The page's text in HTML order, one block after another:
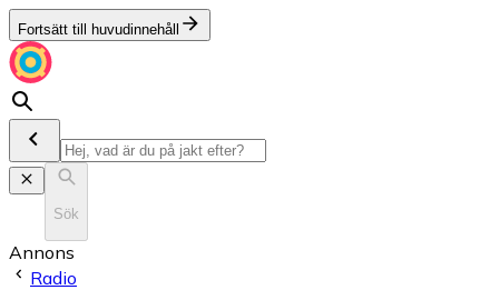
Fortsätt till huvudinnehåll
Sök
Annons
Radio